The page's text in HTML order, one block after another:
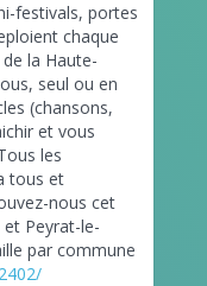
festivals, portes
chaque
la Haute-
seul ou en
(chansons,
et vous
les
tous et
nous cet
Peyrat-le-
par commune